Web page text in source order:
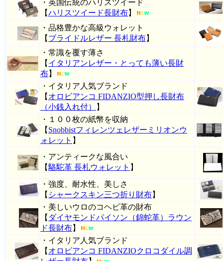
・英国伝統のハリスツイード
【ハリスツイード長財布】
・品格豊かな高級ウォレット
【 ブライドルレザー 長札財布】
・常識を覆す薄さ
【 イタリアンレザー・とっても薄い長財
布】
・イタリア人気ブランド
【 オロビアンコ FIDANZIO型押し長財布
（小銭入れ付）
】
・１００枚の紙幣を収納
【 Snobbistフィレンツェレザーミリオンウ
ォレット 】
・アンティークな風合い
【駱駝革 長札ウォレット 】
・強度、耐水性、美しさ
【 シャークスキン三つ折り財布】
・美しいウロのコヘビ革の財布
【 ダイヤモンドパイソン（錦蛇革）ラウン
ド長財布】
・イタリア人気ブランド
【 オロビアンコ FIDANZIOクロコダイル調